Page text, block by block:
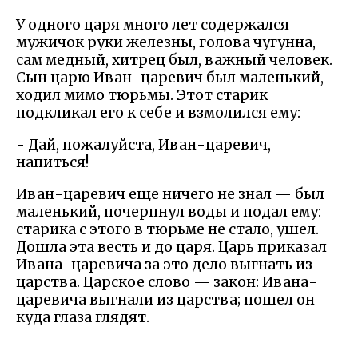
У одного царя много лет содержался
мужичок руки железны, голова чугунна,
сам медный, хитрец был, важный человек.
Сын царю Иван-царевич был маленький,
ходил мимо тюрьмы. Этот старик
подкликал его к себе и взмолился ему:
- Дай, пожалуйста, Иван-царевич,
напиться!
Иван-царевич еще ничего не знал — был
маленький, почерпнул воды и подал ему:
старика с этого в тюрьме не стало, ушел.
Дошла эта весть и до царя. Царь приказал
Ивана-царевича за это дело выгнать из
царства. Царское слово — закон: Ивана-
царевича выгнали из царства; пошел он
куда глаза глядят.